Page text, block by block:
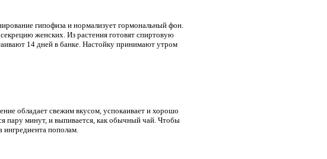
гипофиза и нормализует гормональный фон.
женских. Из растения готовят спиртовую
14 дней в банке. Настойку принимают утром
обладает свежим вкусом, успокаивает и хорошо
пару минут, и выпивается, как обычный чай. Чтобы
ингредиента пополам.